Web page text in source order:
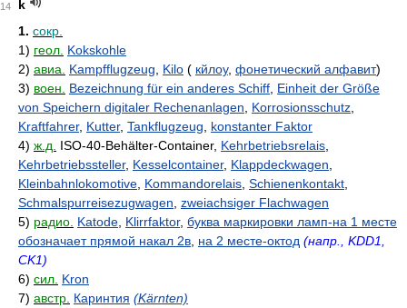
14
k
1. сокр.
1) геол. Kokskohle
2) авиа. Kampfflugzeug Kilo ( кйлоу, фонетический алфавит)
3) воен. Bezeichnung für ein anderes Schiff Einheit der Größe
von Speichern digitaler Rechenanlagen
Korrosionsschutz
Kraftfahrer, Kutter, Tankflugzeug
konstanter Faktor
4) ж.д. ISO-40-Behälter-Container, Kehrbetriebsrelais
Kehrbetriebssteller, Kesselcontainer, Klappdeckwagen
Kleinbahnlokomotive Kommandorelais Schienenkontakt
Schmalspurreisezugwagen zweiachsiger Flachwagen
5) радио. Katode Klirrfaktor, буква маркировки ламп-на 1 месте
обозначает прямой накал 2в на 2 месте-октод (напр., KDD1,
CK1)
6) сил. Kron
7) австр. Каринтия (Kärnten)